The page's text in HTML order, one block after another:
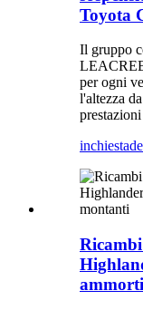
Toyota
Il gruppo
per ogni
l'altezza
inchiesta